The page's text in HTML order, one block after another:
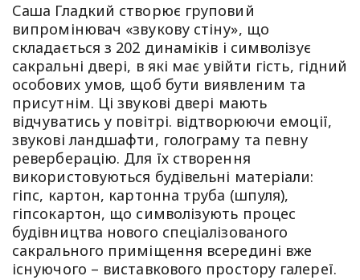
Саша Гладкий створює груповий
випромінювач «звукову стіну», що
складається з 202 динаміків і символізує
сакральні двері, в які має увійти гість, гідний
особових умов, щоб бути виявленим та
присутнім. Ці звукові двері мають
відчуватись у повітрі. відтворюючи емоції,
звукові ландшафти, голограму та певну
реверберацію. Для їх створення
використовуються будівельні матеріали:
гіпс, картон, картонна труба (шпуля),
гіпсокартон, що символізують процес
будівництва нового спеціалізованого
сакрального приміщення всередині вже
існуючого – виставкового простору галереї.